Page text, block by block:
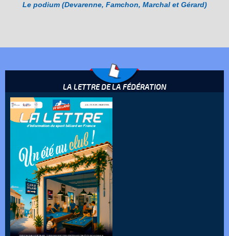
Le podium (Devarenne, Famchon, Marchal et Gérard)
LA LETTRE DE LA FÉDÉRATION